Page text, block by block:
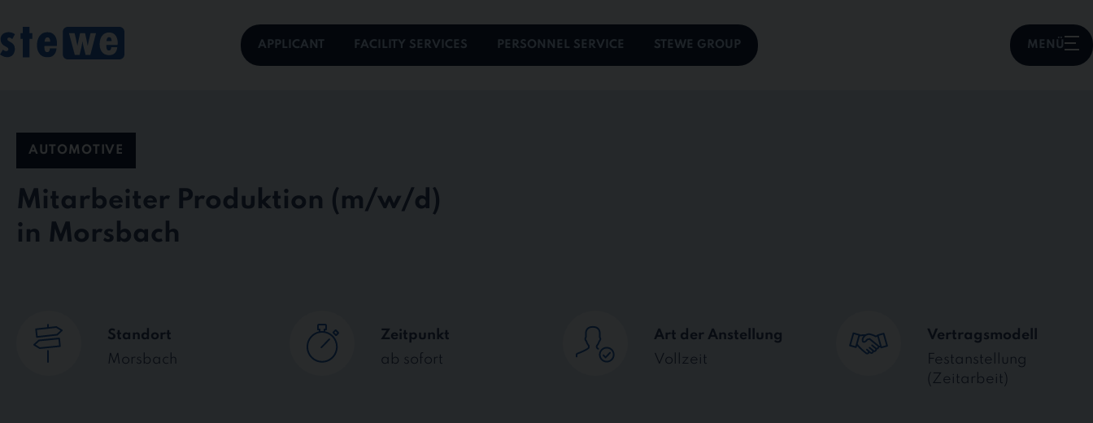
APPLICANT FACILITY SERVICES PERSONNEL SERVICE STEWE GROUP MENÜ
content
AUTOMOTIVE
Mitarbeiter Produktion
in Morsbach
Standort
Morsbach
Zeitpunkt
ab sofort
Art der Anstellung
Vollzeit
Vertragsmodell
Festanstellung
(Zeitarbeit)